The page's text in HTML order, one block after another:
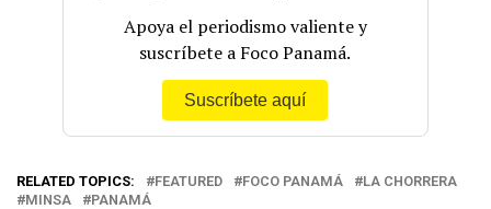
Apoya el periodismo valiente y
suscríbete a Foco Panamá.
Suscríbete aquí
RELATED TOPICS: FEATURED FOCO PANAMÁ
LA CHORRERA
MINSA
PANAMÁ